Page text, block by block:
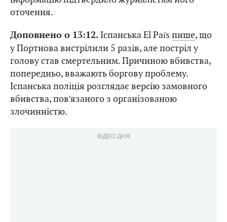
оточення.
Доповнено о 13:12.Іспанська El País пише, що
у Портнова вистрілили 5 разів, але постріл у
голову став смертельним. Причиною вбивства,
попередньо, вважають боргову проблему.
Іспанська поліція розглядає версію замовного
вбивства, пов’язаного з організованою
злочинністю.
ВІДЕО ДНЯ